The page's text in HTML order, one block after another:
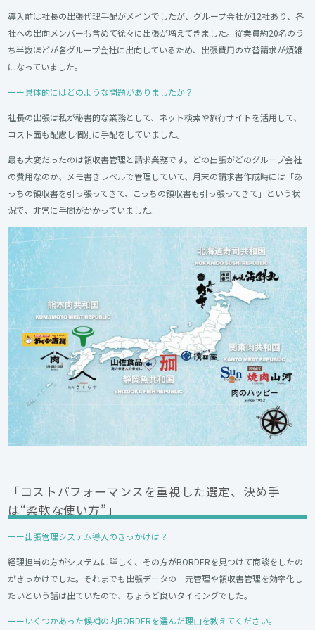
導入前は社長の出張代理手配がメインでしたが、グループ会社が12社あり、各
社への出向メンバーも含めて徐々に出張が増えてきました。従業員約20名のう
ち半数ほどが各グループ会社に出向しているため、出張費用の立替請求が煩雑
になっていました。
ーー具体的にはどのような問題がありましたか？
社長の出張は私が秘書的な業務として、ネット検索や旅行サイトを活用して、
コスト面も配慮し個別に手配をしていました。
最も大変だったのは領収書管理と請求業務です。どの出張がどのグループ会社
の費用なのか、メモ書きレベルで管理していて、月末の請求書作成時には「あ
っちの領収書を引っ張ってきて、こっちの領収書も引っ張ってきて」という状
況で、非常に手間がかかっていました。
「コストパフォーマンスを重視した選定、決め手
は“柔軟な使い方”」
ーー出張管理システム導入のきっかけは？
経理担当の方がシステムに詳しく、その方がBORDERを見つけて商談をしたの
がきっかけでした。それまでも出張データの一元管理や領収書管理を効率化し
たいという話は出ていたので、ちょうど良いタイミングでした。
ーーいくつかあった候補の内BORDERを選んだ理由を教えてください。